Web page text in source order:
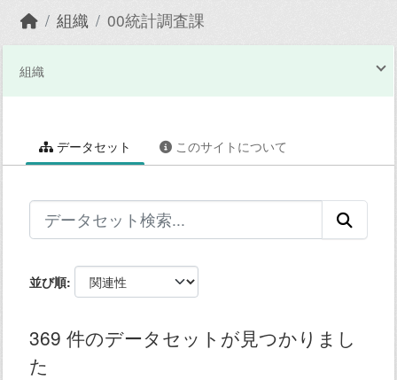
組織 00統計調査課
組織
データセット このサイトについて
並び順
369 件のデータセットが見つかりまし
た